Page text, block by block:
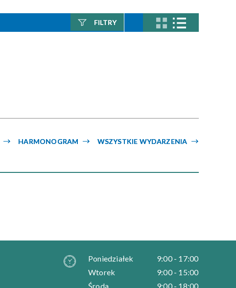
FILTRY
Miejsce WSZYSTKIE WYDARZENIA
HARMONOGRAM
Poniedziałek
9:00 - 17:00
Wtorek
9:00 - 15:00
Środa
9:00 - 18:00